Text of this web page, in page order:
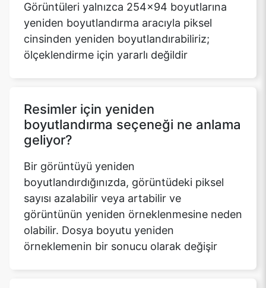
Görüntüleri yalnızca 254x94 boyutlarına
yeniden boyutlandırma aracıyla piksel
cinsinden yeniden boyutlandırabiliriz;
ölçeklendirme için yararlı değildir
Resimler için yeniden
boyutlandırma seçeneği ne anlama
geliyor?
Bir görüntüyü yeniden
boyutlandırdığınızda, görüntüdeki piksel
sayısı azalabilir veya artabilir ve
görüntünün yeniden örneklenmesine neden
olabilir. Dosya boyutu yeniden
örneklemenin bir sonucu olarak değişir